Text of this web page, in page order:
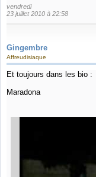
vendredi
23 juillet 2010 à 22:58
Gingembre
Affreudisiaque
Et toujours dans les bio :
Maradona